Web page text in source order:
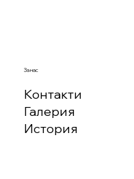
За нас
Контакти
Галерия
История